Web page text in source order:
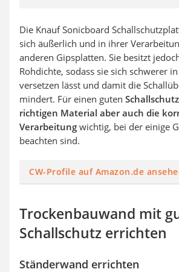
Die Knauf Sonicboard
sich äußerlich und in ihrer
anderen Gipsplatten. Sie besitzt
Rohdichte, sodass sie sich schwerer
versetzen lässt und damit die
mindert. Für einen guten
richtigen Material aber auch die
Verarbeitung wichtig, bei der einige
beachten sind.
CW-Profile auf Amazon.de
Trockenbauwand mit
Schallschutz errichten
Ständerwand errichten